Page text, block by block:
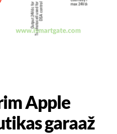
Apple
garaaž